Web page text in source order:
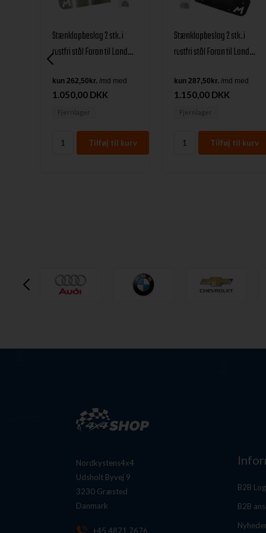
Stænklapbeslag 2 stk. i
rustfri stål Foran til Land
Rover Defender 90 Årgang
1986+
1.050,00 DKK
Fjernlager
Stænklapbeslag 2 stk. i
rustfri stål Foran til Land
1986+
1.150,00 DKK
Fjernlager
Nordkystens4x4
Udsholt Byvej 9
3230 Græsted
Danmark
+45 4871 7676
B2B
B2B